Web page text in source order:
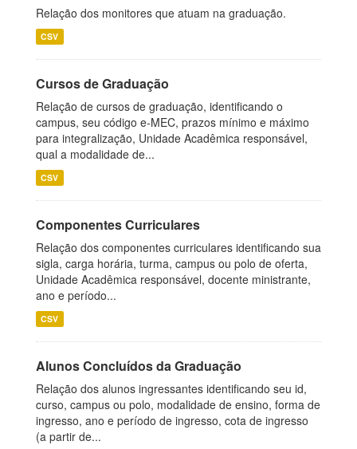
Relação dos monitores que atuam na graduação.
CSV
Cursos de Graduação
Relação de cursos de graduação, identificando o
campus, seu código e-MEC, prazos mínimo e máximo
para integralização, Unidade Acadêmica responsável,
qual a modalidade de...
CSV
Componentes Curriculares
Relação dos componentes curriculares identificando sua
sigla, carga horária, turma, campus ou polo de oferta,
Unidade Acadêmica responsável, docente ministrante,
ano e período...
CSV
Alunos Concluídos da Graduação
Relação dos alunos ingressantes identificando seu id,
curso, campus ou polo, modalidade de ensino, forma de
ingresso, ano e período de ingresso, cota de ingresso
(a partir de...